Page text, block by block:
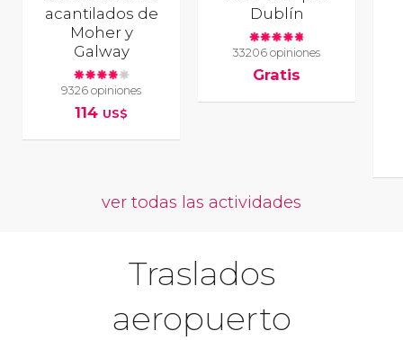
acantilados de
Moher y
Galway
9326 opiniones
114 US$
Dublín
33206 opiniones
Gratis
ver todas las actividades
Traslados
aeropuerto